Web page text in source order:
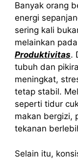
Banyak orang
energi
sering kali
melainkan pada
Produktivitas.
tubuh dan
meningkat,
tetap stabil.
seperti tidur
makan bergizi,
tekanan
Selain itu,